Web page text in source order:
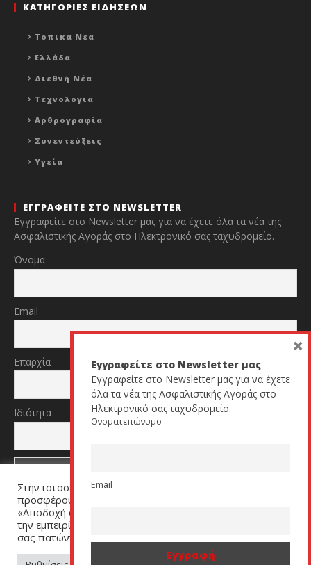
ΚΑΤΗΓΟΡΙΕΣ ΕΙΔΗΣΕΩΝ
Τοπικα Νεα
Ελλάδα
Διεθνή Νέα
Τεχνολογια
Αρθρογραφία
Συνεντεύξεις
Υγεία
ΕΓΓΡΑΦΕΙΤΕ ΣΤΟ NEWSLETTER
Εγγραφείτε στο Newsletter μας για να έχετε όλα τα νέα της
Ασφαλιστικής Αγοράς στο Ηλεκτρονικό σας ταχυδρομείο.
Όνομα
Email
Επαρχία
Ιδιότητα
TikTok
YouTube
All Rights Reserved by cyprusinsurancenews.com
Στην ιστοσελίδα μας χρησιμοποιούμε cookies για να σας
προσφέρουμε μία εξατομικευμένη εμπειρία. Πατήστε
«Αποδοχή όλων» για να μας βοηθήσετε να βελτιώσουμε
την εμπειρία σας. Μπορείτε να αλλάξετε τις ρυθμίσεις
σας πατώντας στον σύνδεσμο (link) «Ρυθμίσεις Cookies».
Εγγραφείτε στο Newsletter μας
Εγγραφείτε στο Newsletter μας για να έχετε
όλα τα νέα της Ασφαλιστικής Αγοράς στο
Ηλεκτρονικό σας ταχυδρομείο.
Ονοματεπώνυμο
Email
×